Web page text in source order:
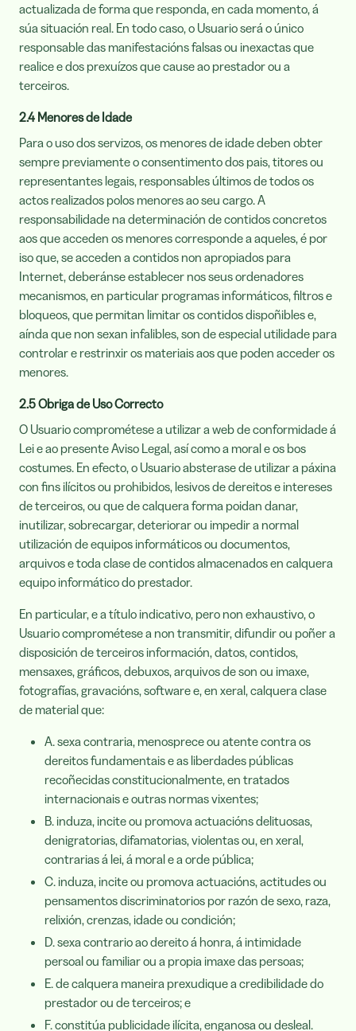
actualizada de forma que responda, en cada momento, á
súa situación real. En todo caso, o Usuario será o único
responsable das manifestacións falsas ou inexactas que
realice e dos prexuízos que cause ao prestador ou a
terceiros.
2.4 Menores de Idade
Para o uso dos servizos, os menores de idade deben obter
sempre previamente o consentimento dos pais, titores ou
representantes legais, responsables últimos de todos os
actos realizados polos menores ao seu cargo. A
responsabilidade na determinación de contidos concretos
aos que acceden os menores corresponde a aqueles, é por
iso que, se acceden a contidos non apropiados para
Internet, deberánse establecer nos seus ordenadores
mecanismos, en particular programas informáticos, filtros e
bloqueos, que permitan limitar os contidos dispoñibles e,
aínda que non sexan infalibles, son de especial utilidade para
controlar e restrinxir os materiais aos que poden acceder os
menores.
2.5 Obriga de Uso Correcto
O Usuario comprométese a utilizar a web de conformidade á
Lei e ao presente Aviso Legal, así como a moral e os bos
costumes. En efecto, o Usuario absterase de utilizar a páxina
con fins ilícitos ou prohibidos, lesivos de dereitos e intereses
de terceiros, ou que de calquera forma poidan danar,
inutilizar, sobrecargar, deteriorar ou impedir a normal
utilización de equipos informáticos ou documentos,
arquivos e toda clase de contidos almacenados en calquera
equipo informático do prestador.
En particular, e a título indicativo, pero non exhaustivo, o
Usuario comprométese a non transmitir, difundir ou poñer a
disposición de terceiros información, datos, contidos,
mensaxes, gráficos, debuxos, arquivos de son ou imaxe,
fotografías, gravacións, software e, en xeral, calquera clase
de material que:
A. sexa contraria, menosprece ou atente contra os
dereitos fundamentais e as liberdades públicas
recoñecidas constitucionalmente, en tratados
internacionais e outras normas vixentes;
B. induza, incite ou promova actuacións delituosas,
denigratorias, difamatorias, violentas ou, en xeral,
contrarias á lei, á moral e a orde pública;
C. induza, incite ou promova actuacións, actitudes ou
pensamentos discriminatorios por razón de sexo, raza,
relixión, crenzas, idade ou condición;
D. sexa contrario ao dereito á honra, á intimidade
persoal ou familiar ou a propia imaxe das persoas;
E. de calquera maneira prexudique a credibilidade do
prestador ou de terceiros; e
F. constitúa publicidade ilícita, enganosa ou desleal.